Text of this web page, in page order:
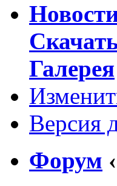
Галерея
Версия
Форум ‹